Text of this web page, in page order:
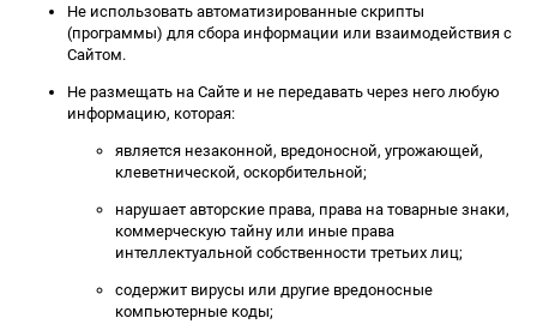
Не использовать автоматизированные скрипты
(программы) для сбора информации или взаимодействия с
Сайтом.
Не размещать на Сайте и не передавать через него любую
информацию, которая:
является незаконной, вредоносной, угрожающей,
клеветнической, оскорбительной;
нарушает авторские права, права на товарные знаки,
коммерческую тайну или иные права
интеллектуальной собственности третьих лиц;
содержит вирусы или другие вредоносные
компьютерные коды;